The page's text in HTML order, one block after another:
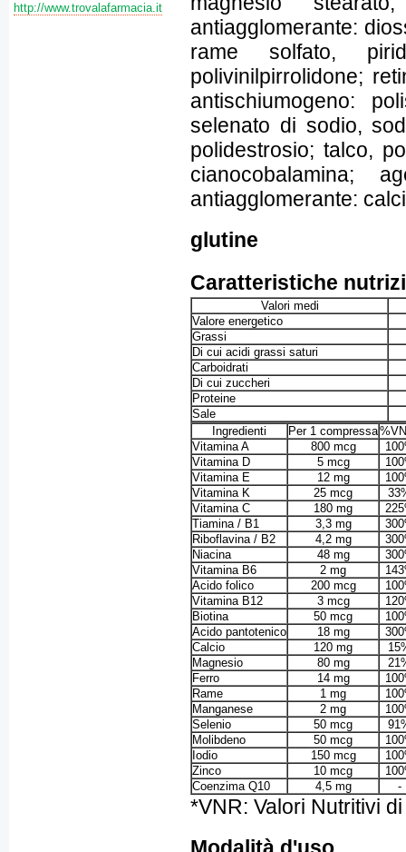
http://www.trovalafarmacia.it
antiagglomerante:
rame solfato,
polivinilpirrolidone;
antischiumogeno:
selenato di sodio,
polidestrosio; talco,
cianocobalamina;
antiagglomerante:
glutine
Caratteristiche
Valori medi
Valore energetico
Grassi
Di cui acidi grassi saturi
Carboidrati
Di cui zuccheri
Proteine
Sale
Ingredienti
Per 1 compressa
Vitamina A
800 mcg
Vitamina D
5 mcg
Vitamina E
12 mg
Vitamina K
25 mcg
Vitamina C
180 mg
Tiamina / B1
3,3 mg
Riboflavina / B2
4,2 mg
Niacina
48 mg
Vitamina B6
2 mg
Acido folico
200 mcg
Vitamina B12
3 mcg
Biotina
50 mcg
Acido pantotenico
18 mg
Calcio
120 mg
Magnesio
80 mg
Ferro
14 mg
Rame
1 mg
Manganese
2 mg
Selenio
50 mcg
Molibdeno
50 mcg
Iodio
150 mcg
Zinco
10 mcg
Coenzima Q10
4,5 mg -
*VNR: Valori Nutritivi